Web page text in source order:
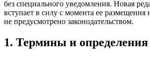
без специального уведомления. Новая
вступает в силу с момента ее размещения
не предусмотрено законодательством.
1. Термины и определения